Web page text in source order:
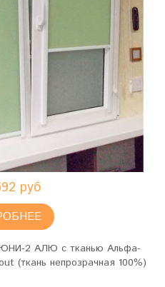
руб
ЮНИ-2 АЛЮ с тканью Альфа-
(ткань непрозрачная 100%)